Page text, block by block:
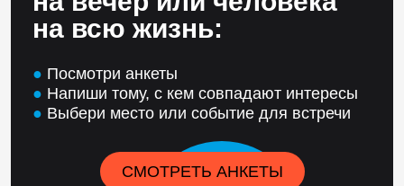
на всю жизнь:
● Посмотри анкеты
● Напиши тому, с кем совпадают интересы
● Выбери место или событие для встречи
СМОТРЕТЬ АНКЕТЫ